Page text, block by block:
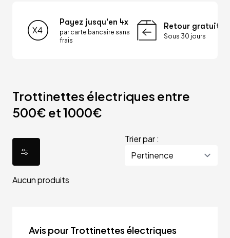
Payez jusqu'en 4x
par carte bancaire sans
frais
Retour gratuit
Sous 30 jours
Trottinettes électriques entre
500€ et 1000€
Trier par :
Aucun produits
Avis pour Trottinettes électriques